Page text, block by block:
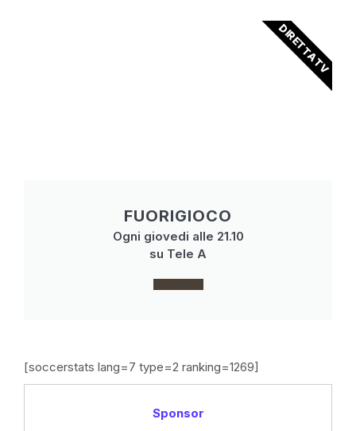
FUORIGIOCO
Ogni giovedi alle 21.10
su Tele A
CLICCA
DIRETTA TV
[soccerstats lang=7 type=2 ranking=1269]
Sponsor